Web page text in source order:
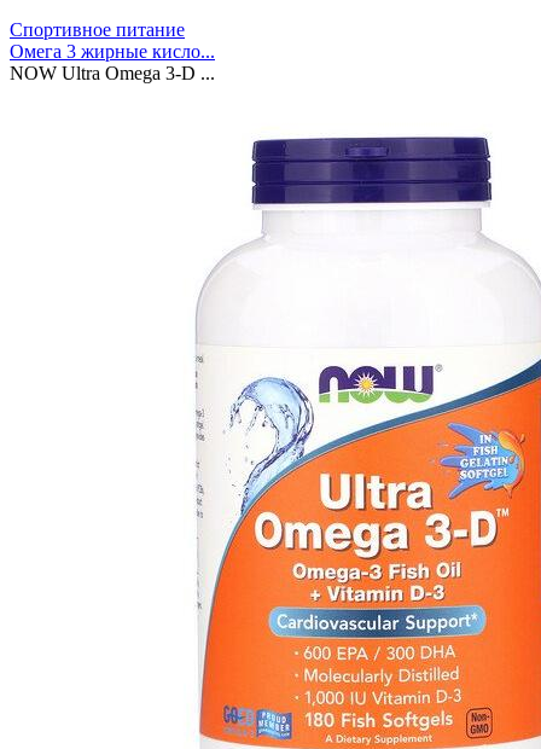
Спортивное питание
Омега 3 жирные кисло...
NOW Ultra Omega 3-D ...